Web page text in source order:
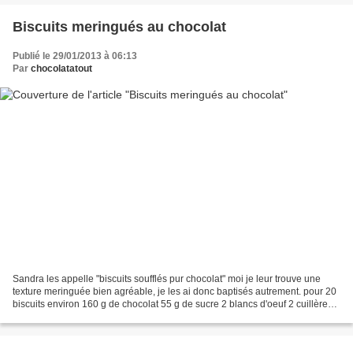
Biscuits meringués au chocolat
Publié le 29/01/2013 à 06:13
Par chocolatatout
Sandra les appelle "biscuits soufflés pur chocolat" moi je leur trouve une
texture meringuée bien agréable, je les ai donc baptisés autrement. pour 20
biscuits environ 160 g de chocolat 55 g de sucre 2 blancs d'oeuf 2 cuillères à